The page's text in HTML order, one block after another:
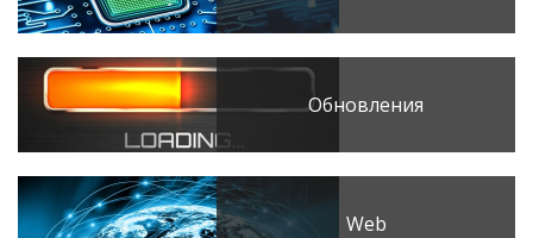
Обновления
Web